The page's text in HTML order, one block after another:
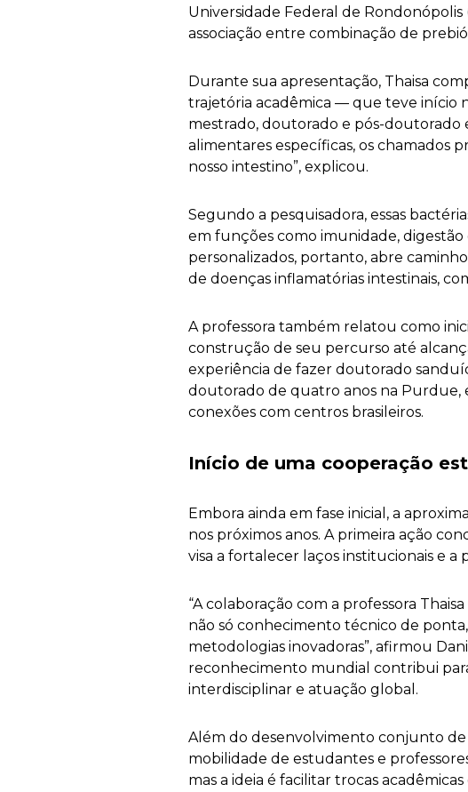
Universidade Federal de Rondonópolis
associação entre combinação de
Durante sua apresentação, Thaisa
trajetória acadêmica — que teve início
mestrado, doutorado e pós-doutorado
alimentares específicas, os chamados
nosso intestino”, explicou.
Segundo a pesquisadora, essas
em funções como imunidade,
personalizados, portanto, abre
de doenças inflamatórias intestinais,
A professora também relatou como
construção de seu percurso até
experiência de fazer doutorado
doutorado de quatro anos na Purdue,
conexões com centros brasileiros.
Início de uma cooperação
Embora ainda em fase inicial, a
nos próximos anos. A primeira ação
visa a fortalecer laços institucionais e
“A colaboração com a professora
não só conhecimento técnico de
metodologias inovadoras”, afirmou
reconhecimento mundial contribui
interdisciplinar e atuação global.
Além do desenvolvimento conjunto de
mobilidade de estudantes e
mas a ideia é facilitar trocas